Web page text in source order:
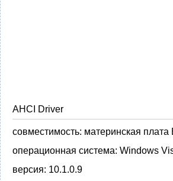
AHCI Driver
совместимость: материнская
операционная система: Windows
версия: 10.1.0.9